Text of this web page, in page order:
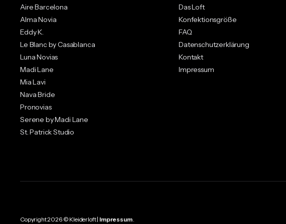
Aire Barcelona
Alma Novia
Eddy K.
Le Blanc by Casablanca
Luna Novias
Madi Lane
Mia Lavi
Nava Bride
Pronovias
Serene by Madi Lane
St. Patrick Studio
Das Loft
Konfektionsgröße
FAQ
Datenschutzerklärung
Kontakt
Impressum
Copyright 2026 © Kleiderloft | Impressum.